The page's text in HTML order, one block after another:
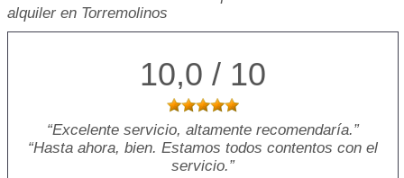
alquiler en Torremolinos
10,0 / 10
Excelente servicio, altamente recomendaría.
Hasta ahora, bien. Estamos todos contentos con el
servicio.